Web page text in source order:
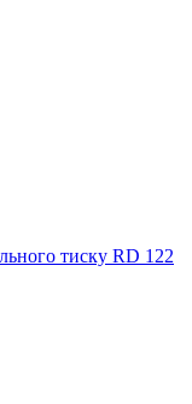
тиску RD 122